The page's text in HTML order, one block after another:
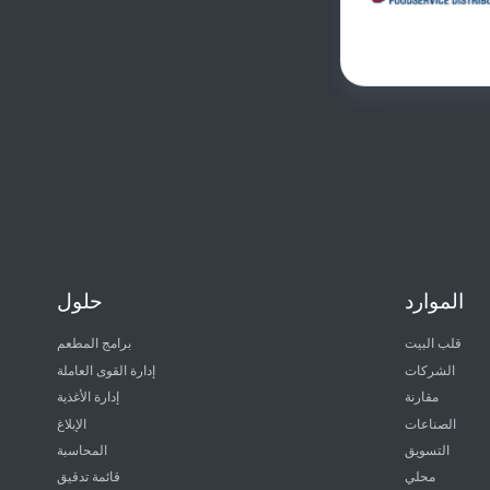
حلول
برامج المطعم
إدارة القوى العاملة
إدارة الأغذية
الإبلاغ
المحاسبة
قائمة تدقيق
الموارد
قلب البيت
الشركات
مقارنة
الصناعات
التسويق
محلي